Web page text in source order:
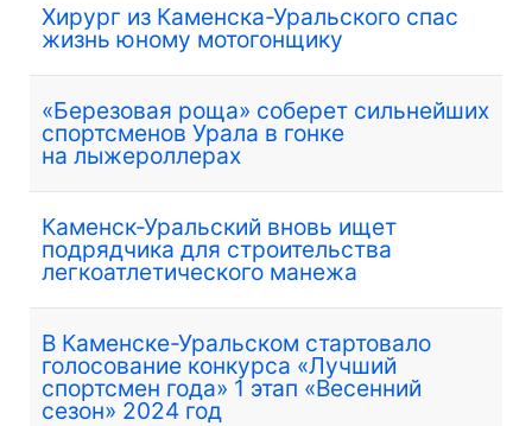
Хирург из Каменска-Уральского спас
жизнь юному мотогонщику
«Березовая роща» соберет сильнейших
спортсменов Урала в гонке
на лыжероллерах
Каменск-Уральский вновь ищет
подрядчика для строительства
легкоатлетического манежа
В Каменске-Уральском стартовало
голосование конкурса «Лучший
спортсмен года» 1 этап «Весенний
сезон» 2024 год